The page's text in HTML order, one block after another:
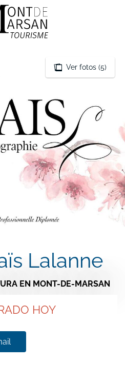
Ver fotos (5)
Lalanne
EN MONT-DE-MARSAN
HOY